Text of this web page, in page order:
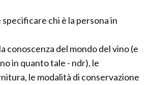
chi è la persona in
conoscenza del mondo del vino (e
in quanto tale - ndr), le
le modalità di conservazione